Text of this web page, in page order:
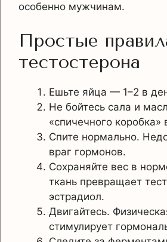
особенно мужчинам.
Простые
тестостерона
Ешьте яйца — 1–2 в
Не бойтесь сала и
«спичечного коробка»
Спите нормально.
враг гормонов.
Сохраняйте вес в
ткань превращает
эстрадиол.
Двигайтесь.
стимулирует